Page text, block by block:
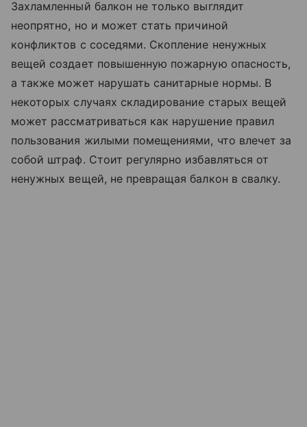
Захламленный балкон не только выглядит
неопрятно, но и может стать причиной
конфликтов с соседями. Скопление ненужных
вещей создает повышенную пожарную опасность,
а также может нарушать санитарные нормы. В
некоторых случаях складирование старых вещей
может рассматриваться как нарушение правил
пользования жилыми помещениями, что влечет за
собой штраф. Стоит регулярно избавляться от
ненужных вещей, не превращая балкон в свалку.